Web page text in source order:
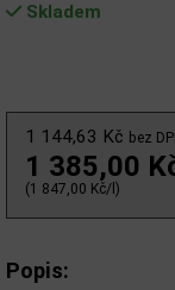
Skladem
1 144,63 Kč bez
1 385,00
(1 847,00 Kč/l)
Popis: